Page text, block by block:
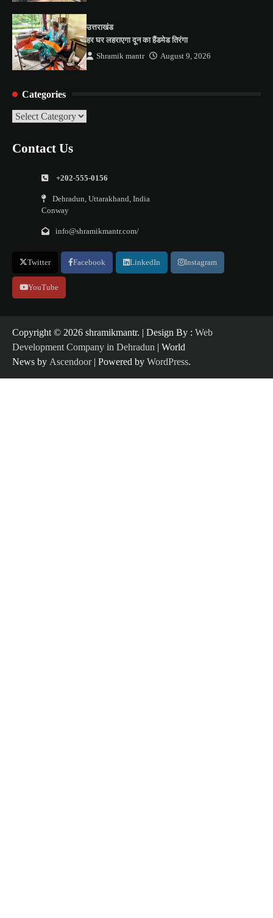
उत्तराखंड
हर घर लहराएगा दून का हैंडमेड तिरंगा
Shramik mantr August 9, 2026
Categories
Categories
Contact Us
+202-555-0156
Dehradun, Uttarakhand, India
Conway
info@shramikmantr.com/
Twitter Facebook LinkedIn Instagram
YouTube
Copyright ©️ 2026 shramikmantr. | Design By : Web
Development Company in Dehradun | World
News by Ascendoor| Powered by WordPress.